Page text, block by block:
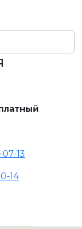
07-13
14